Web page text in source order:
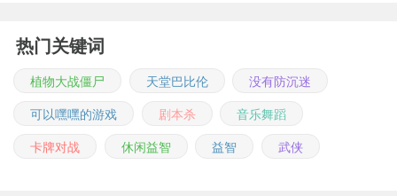
热门关键词
植物大战僵尸 天堂巴比伦
没有防沉迷
可以嘿嘿的游戏
剧本杀
音乐舞蹈
卡牌对战
休闲益智 益智 武侠